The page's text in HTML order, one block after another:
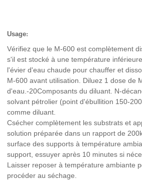
Usage:
Vérifiez que le M-600 est complètement
s'il est stocké à une température
l'évier d'eau chaude pour chauffer et
M-600 avant utilisation. Diluez 1 dose de
d'eau.-20Composants du diluant. N-
solvant pétrolier (point d'ébullition 150-200
comme diluant.
Csécher complètement les substrats et
solution préparée dans un rapport de
surface des supports à température
support, essuyer après 10 minutes si
Laisser reposer à température ambiante
procéder au séchage.